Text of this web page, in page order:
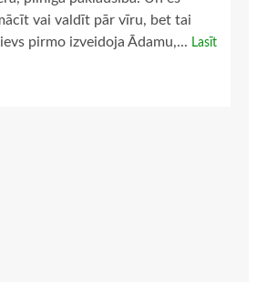
vai valdīt pār vīru, bet tai
pirmo izveidoja Ādamu,... Lasīt